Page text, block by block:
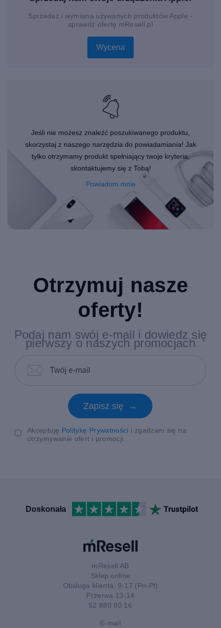
monitoruje Twoje ćwiczenia i wyraźnie wskazuje Twoje tętno na
Inteligentny zegarek na każdą okazję
Apple Watch Series 5 to casualowy, ale jednocześnie
wyrafinowany zegarek, który sprawdzi się we wszystkich
sytuacjach i zastosowaniach. Zegarek zapewnia, że ​​nie
cenie już teraz.
Sprzedaż i wymiana używanych produktów Apple -
sprawdź ofertę mResell.pl
Wycena
Jeśli nie możesz znaleźć poszukiwanego produktu,
skorzystaj z naszego narzędzia do powiadamiania! Jak
tylko otrzymamy produkt spełniający twoje kryteria,
skontaktujemy się z Tobą!
Powiadom mnie
Otrzymuj nasze
oferty!
Podaj nam swój e-mail i dowiedz się
pierwszy o naszych promocjach
Zapisz się →
Akceptuję Politykę Prywatności i zgadzam się na
otrzymywanie ofert i promocji.
Doskonała
mResell AB
Sklep online
Obsługa klienta: 9-17 (Pn-Pt)
Przerwa 13-14
52 880 80 16
E-mail